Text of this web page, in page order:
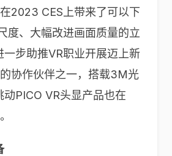
2023 CES上带来了可以下
度、大幅改进画面质量的立
一步助推VR职业开展迈上新
协作伙伴之一，搭载3M光
动PICO VR头显产品也在